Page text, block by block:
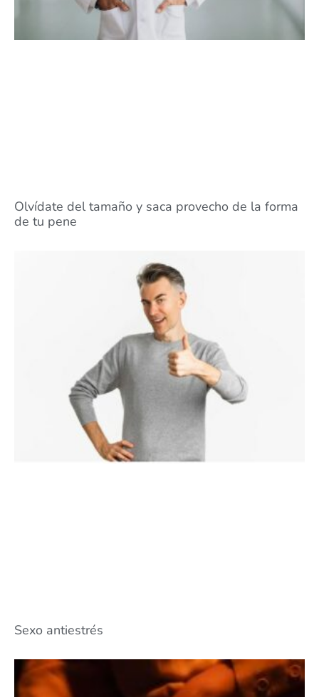
Olvídate del tamaño y saca provecho de la forma
de tu pene
Sexo antiestrés